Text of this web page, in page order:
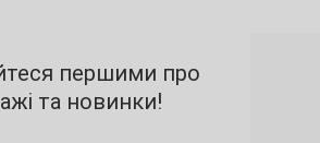
першими про
та новинки!